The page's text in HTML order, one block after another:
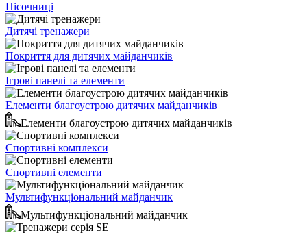
Пісочниці
Дитячі тренажери
Покриття для дитячих майданчиків
Ігрові панелі та елементи
Елементи благоустрою дитячих майданчиків
Елементи благоустрою дитячих майданчиків
Спортивні комплекси
Спортивні елементи
Мультифункціональний майданчик
Мультифункціональний майданчик